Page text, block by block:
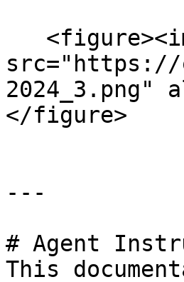
src="https://
2024_3.png"
</figure>
---
# Agent
This